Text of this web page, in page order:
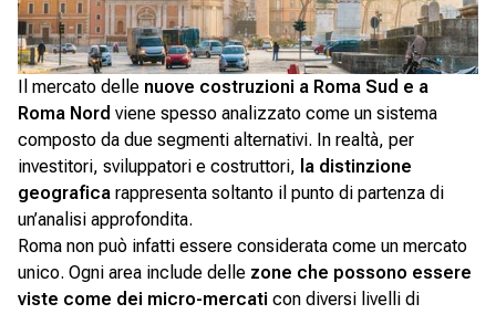
Il mercato delle nuove costruzioni a Roma Sud e a
Roma Nord viene spesso analizzato come un sistema
composto da due segmenti alternativi. In realtà, per
investitori, sviluppatori e costruttori, la distinzione
geografica rappresenta soltanto il punto di partenza di
un’analisi approfondita.
Roma non può infatti essere considerata come un mercato
unico. Ogni area include delle zone che possono essere
viste come dei micro-mercati con diversi livelli di